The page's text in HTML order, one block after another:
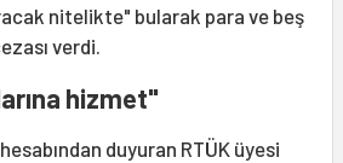
nitelikte" bularak para ve beş
verdi.
hizmet"
duyuran RTÜK üyesi